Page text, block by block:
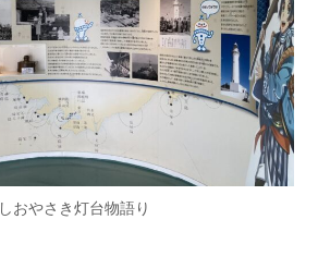
しおやさき灯台物語り